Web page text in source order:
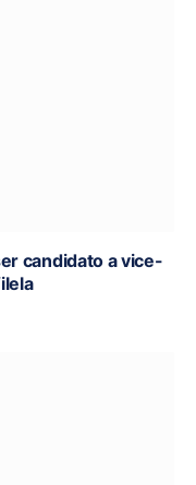
candidato a vice-